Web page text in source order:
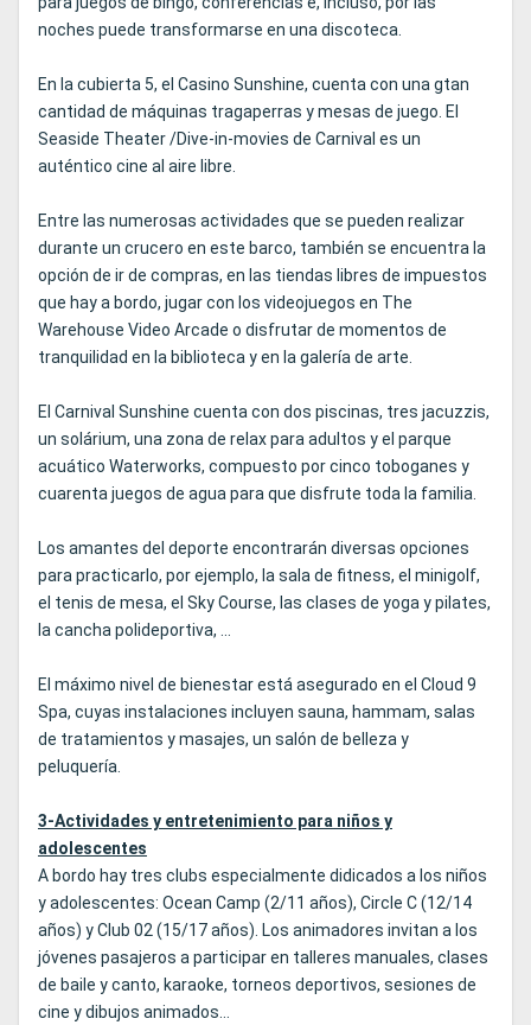
noches puede transformarse en una discoteca.
En la cubierta 5, el Casino Sunshine, cuenta con una gtan
cantidad de máquinas tragaperras y mesas de juego. El
Seaside Theater /Dive-in-movies de Carnival es un
auténtico cine al aire libre.
Entre las numerosas actividades que se pueden realizar
durante un crucero en este barco, también se encuentra la
opción de ir de compras, en las tiendas libres de impuestos
que hay a bordo, jugar con los videojuegos en The
Warehouse Video Arcade o disfrutar de momentos de
tranquilidad en la biblioteca y en la galería de arte.
El Carnival Sunshine cuenta con dos piscinas, tres jacuzzis,
un solárium, una zona de relax para adultos y el parque
acuático Waterworks, compuesto por cinco toboganes y
cuarenta juegos de agua para que disfrute toda la familia.
Los amantes del deporte encontrarán diversas opciones
para practicarlo, por ejemplo, la sala de fitness, el minigolf,
el tenis de mesa, el Sky Course, las clases de yoga y pilates,
la cancha polideportiva, ...
El máximo nivel de bienestar está asegurado en el Cloud 9
Spa, cuyas instalaciones incluyen sauna, hammam, salas
de tratamientos y masajes, un salón de belleza y
peluquería.
3-Actividades y entretenimiento para niños y
adolescentes
A bordo hay tres clubs especialmente didicados a los niños
y adolescentes: Ocean Camp (2/11 años), Circle C (12/14
años) y Club 02 (15/17 años). Los animadores invitan a los
jóvenes pasajeros a participar en talleres manuales, clases
de baile y canto, karaoke, torneos deportivos, sesiones de
cine y dibujos animados...